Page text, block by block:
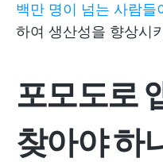
백만 명이 넘는 사람들
하여 생산성을 향상시
포모도로
찾아야 하